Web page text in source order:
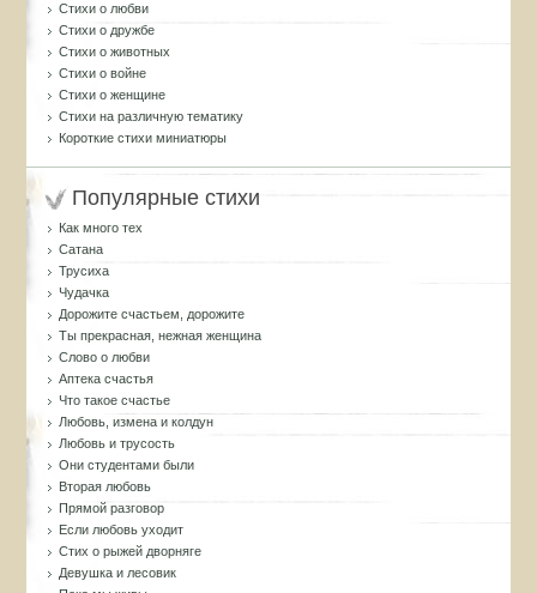
Стихи о любви
Стихи о дружбе
Стихи о животных
Стихи о войне
Стихи о женщине
Стихи на различную тематику
Короткие стихи миниатюры
Популярные стихи
Как много тех
Сатана
Трусиха
Чудачка
Дорожите счастьем, дорожите
Ты прекрасная, нежная женщина
Слово о любви
Аптека счастья
Что такое счастье
Любовь, измена и колдун
Любовь и трусость
Они студентами были
Вторая любовь
Прямой разговор
Если любовь уходит
Стих о рыжей дворняге
Девушка и лесовик